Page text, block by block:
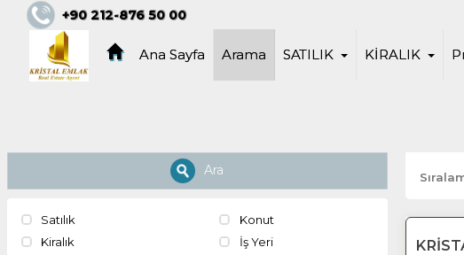
KRİSTALŞEHİR KRİSTAL EMLAK
Hizmet 0532 426 65 08
+90 212-876 50 00
Ana Sayfa Arama SATILIK KİRALIK
Ara
Satılık
Kiralık
Konut
İş Yeri